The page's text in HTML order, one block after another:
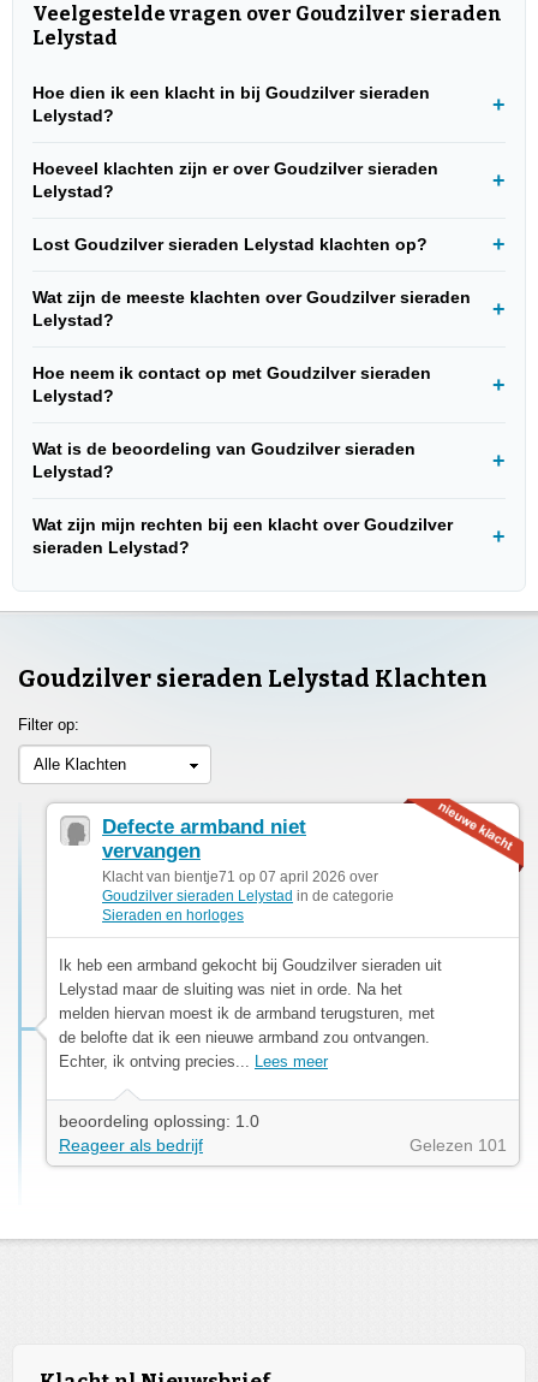
Veelgestelde vragen over Goudzilver sieraden
Lelystad
Hoe dien ik een klacht in bij Goudzilver sieraden
Lelystad?
Hoeveel klachten zijn er over Goudzilver sieraden
Lelystad?
Lost Goudzilver sieraden Lelystad klachten op?
Wat zijn de meeste klachten over Goudzilver sieraden
Lelystad?
Hoe neem ik contact op met Goudzilver sieraden
Lelystad?
Wat is de beoordeling van Goudzilver sieraden
Lelystad?
Wat zijn mijn rechten bij een klacht over Goudzilver
sieraden Lelystad?
Goudzilver sieraden Lelystad Klachten
Filter op:
Alle Klachten
Defecte armband niet
vervangen
Klacht van bientje71 op 07 april 2026 over
Goudzilver sieraden Lelystad in de categorie
Sieraden en horloges
Ik heb een armband gekocht bij Goudzilver sieraden uit
Lelystad maar de sluiting was niet in orde. Na het
melden hiervan moest ik de armband terugsturen, met
de belofte dat ik een nieuwe armband zou ontvangen.
Echter, ik ontving precies... Lees meer
beoordeling oplossing: 1.0
Reageer als bedrijf
Gelezen 101